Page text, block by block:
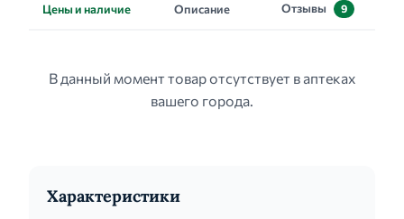
Цены и наличие Описание Отзывы 9
В данный момент товар отсутствует в аптеках
вашего города.
Характеристики